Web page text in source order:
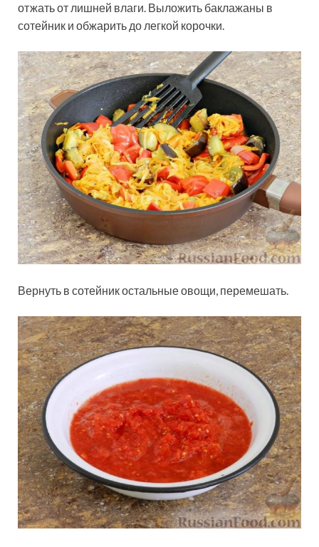
отжать от лишней влаги. Выложить баклажаны в
сотейник и обжарить до легкой корочки.
Вернуть в сотейник остальные овощи, перемешать.